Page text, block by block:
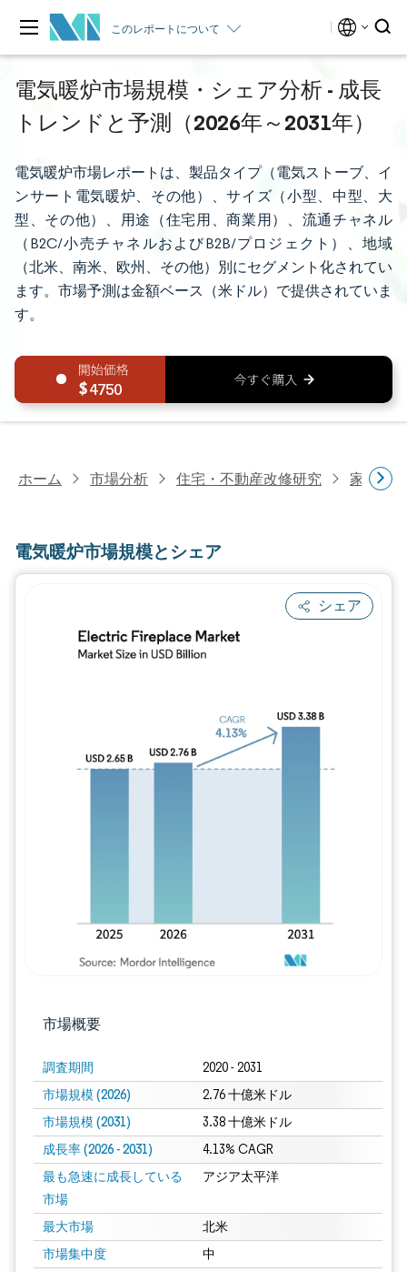
このレポートについて
電気暖炉市場規模・シェア分析 - 成長
トレンドと予測（2026年～2031年）
電気暖炉市場レポートは、製品タイプ（電気ストーブ、イ
ンサート電気暖炉、その他）、サイズ（小型、中型、大
型、その他）、用途（住宅用、商業用）、流通チャネル
（B2C/小売チャネルおよびB2B/プロジェクト）、地域
（北米、南米、欧州、その他）別にセグメント化されてい
ます。市場予測は金額ベース（米ドル）で提供されていま
す。
4750
ホーム 市場分析 住宅・不動産改修研究 家電研究
電気暖炉市場規模とシェア
シェア
市場概要
調査期間 2020 - 2031
市場規模 (2026) 2.76 十億米ドル
市場規模 (2031) 3.38 十億米ドル
成長率 (2026 - 2031) 4.13% CAGR
最も急速に成長している
市場
アジア太平洋
最大市場 北米
市場集中度 中